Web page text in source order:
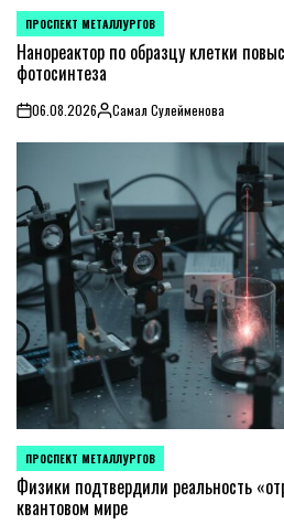
POSTED
IN
ПРОСПЕКТ МЕТАЛЛУРГОВ
Нанореактор по образцу клетки
фотосинтеза
on06.08.2026PostedСамал Сулейменова
POSTED
IN
ПРОСПЕКТ МЕТАЛЛУРГОВ
Физики подтвердили реальность
квантовом мире